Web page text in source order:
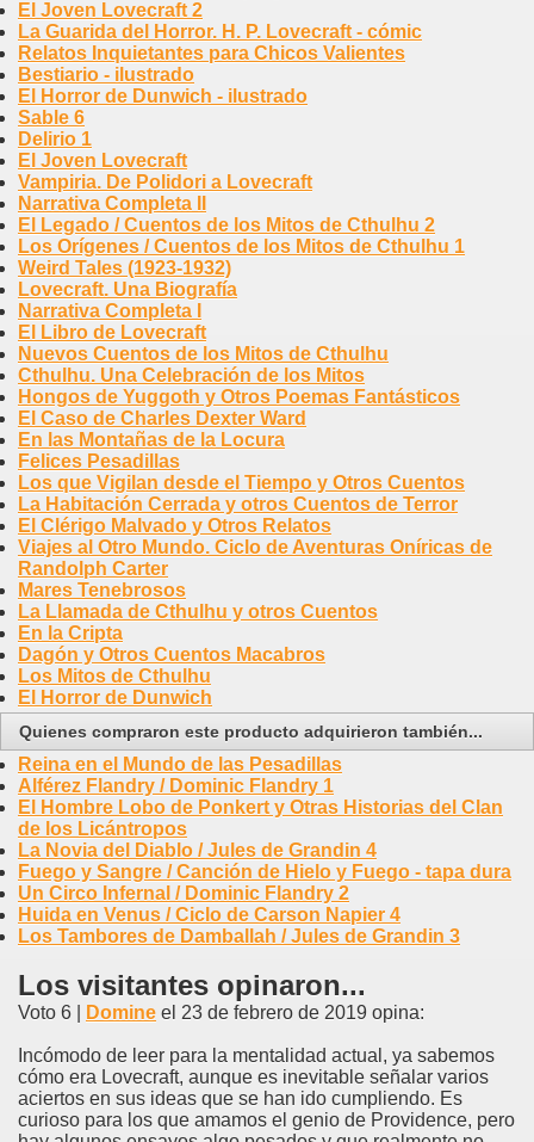
El Joven Lovecraft 2
La Guarida del Horror. H. P. Lovecraft - cómic
Relatos Inquietantes para Chicos Valientes
Bestiario - ilustrado
El Horror de Dunwich - ilustrado
Sable 6
Delirio 1
El Joven Lovecraft
Vampiria. De Polidori a Lovecraft
Narrativa Completa II
El Legado / Cuentos de los Mitos de Cthulhu 2
Los Orígenes / Cuentos de los Mitos de Cthulhu 1
Weird Tales (1923-1932)
Lovecraft. Una Biografía
Narrativa Completa I
El Libro de Lovecraft
Nuevos Cuentos de los Mitos de Cthulhu
Cthulhu. Una Celebración de los Mitos
Hongos de Yuggoth y Otros Poemas Fantásticos
El Caso de Charles Dexter Ward
En las Montañas de la Locura
Felices Pesadillas
Los que Vigilan desde el Tiempo y Otros Cuentos
La Habitación Cerrada y otros Cuentos de Terror
El Clérigo Malvado y Otros Relatos
Viajes al Otro Mundo. Ciclo de Aventuras Oníricas de
Randolph Carter
Mares Tenebrosos
La Llamada de Cthulhu y otros Cuentos
En la Cripta
Dagón y Otros Cuentos Macabros
Los Mitos de Cthulhu
El Horror de Dunwich
Quienes compraron este producto adquirieron también...
Reina en el Mundo de las Pesadillas
Alférez Flandry / Dominic Flandry 1
El Hombre Lobo de Ponkert y Otras Historias del Clan
de los Licántropos
La Novia del Diablo / Jules de Grandin 4
Fuego y Sangre / Canción de Hielo y Fuego - tapa dura
Un Circo Infernal / Dominic Flandry 2
Huida en Venus / Ciclo de Carson Napier 4
Los Tambores de Damballah / Jules de Grandin 3
Los visitantes opinaron...
Voto 6 | Domine el 23 de febrero de 2019 opina:
Incómodo de leer para la mentalidad actual, ya sabemos
cómo era Lovecraft, aunque es inevitable señalar varios
aciertos en sus ideas que se han ido cumpliendo. Es
curioso para los que amamos el genio de Providence, pero